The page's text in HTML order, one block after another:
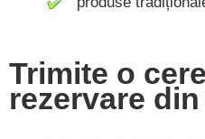
Trimite o
rezervare